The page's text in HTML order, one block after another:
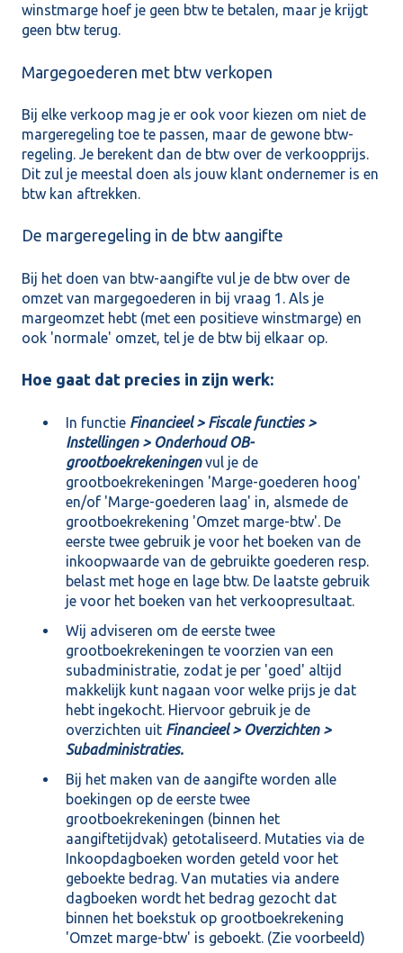
winstmarge hoef je geen btw te betalen, maar je krijgt
geen btw terug.
Margegoederen met btw verkopen
Bij elke verkoop mag je er ook voor kiezen om niet de
margeregeling toe te passen, maar de gewone btw-
regeling. Je berekent dan de btw over de verkoopprijs.
Dit zul je meestal doen als jouw klant ondernemer is en
btw kan aftrekken.
De margeregeling in de btw aangifte
Bij het doen van btw-aangifte vul je de btw over de
omzet van margegoederen in bij vraag 1. Als je
margeomzet hebt (met een positieve winstmarge) en
ook 'normale' omzet, tel je de btw bij elkaar op.
Hoe gaat dat precies in zijn werk:
In functie Financieel > Fiscale functies >
Instellingen > Onderhoud OB-
grootboekrekeningenvul je de
grootboekrekeningen 'Marge-goederen hoog'
en/of 'Marge-goederen laag' in, alsmede de
grootboekrekening 'Omzet marge-btw'. De
eerste twee gebruik je voor het boeken van de
inkoopwaarde van de gebruikte goederen resp.
belast met hoge en lage btw. De laatste gebruik
je voor het boeken van het verkoopresultaat.
Wij adviseren om de eerste twee
grootboekrekeningen te voorzien van een
subadministratie, zodat je per 'goed' altijd
makkelijk kunt nagaan voor welke prijs je dat
hebt ingekocht. Hiervoor gebruik je de
overzichten uit Financieel > Overzichten >
Subadministraties.
Bij het maken van de aangifte worden alle
boekingen op de eerste twee
grootboekrekeningen (binnen het
aangiftetijdvak) getotaliseerd. Mutaties via de
Inkoopdagboeken worden geteld voor het
geboekte bedrag. Van mutaties via andere
dagboeken wordt het bedrag gezocht dat
binnen het boekstuk op grootboekrekening
'Omzet marge-btw' is geboekt. (Zie voorbeeld)